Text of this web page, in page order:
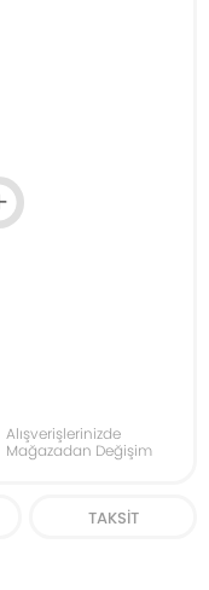
Alışverişlerinizde
Mağazadan Değişim
TAKSIT